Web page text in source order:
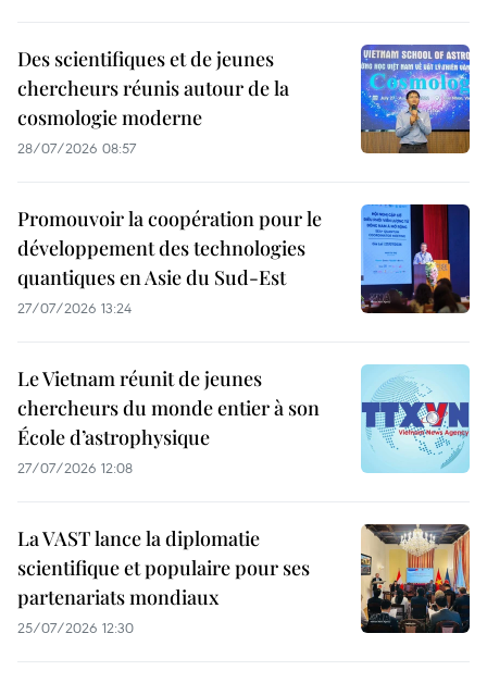
Des scientifiques et de jeunes
chercheurs réunis autour de la
cosmologie moderne
28/07/2026 08:57
Promouvoir la coopération pour le
développement des technologies
quantiques en Asie du Sud-Est
27/07/2026 13:24
Le Vietnam réunit de jeunes
chercheurs du monde entier à son
École d’astrophysique
27/07/2026 12:08
La VAST lance la diplomatie
scientifique et populaire pour ses
partenariats mondiaux
25/07/2026 12:30